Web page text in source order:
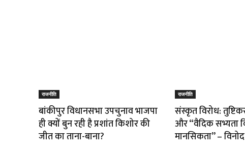
राजनीति
बांकीपुर विधानसभा उपचुनाव भाजपा
ही क्यों बुन रही है प्रशांत किशोर की
जीत का ताना-बाना?
राजनीति
संस्कृत विरोध:
और “वैदिक सभ्यता
मानसिकता” –